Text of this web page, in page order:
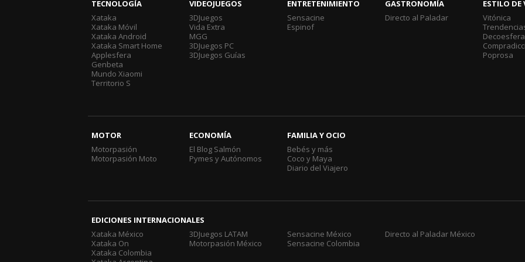
TECNOLOGÍA
Xataka
Xataka Móvil
Xataka Android
Xataka Smart Home
Applesfera
Genbeta
Mundo Xiaomi
Territorio S
VIDEOJUEGOS
3DJuegos
Vida Extra
MGG
3DJuegos PC
3DJuegos Guías
ENTRETENIMIENTO
Sensacine
Espinof
GASTRONOMÍA
Directo al Paladar
ESTILO DE
Vitónica
Decoesfera
Poprosa
MOTOR
Motorpasión
Motorpasión Moto
ECONOMÍA
El Blog Salmón
Pymes y Autónomos
FAMILIA Y OCIO
Bebés y más
Coco y Maya
Diario del Viajero
EDICIONES INTERNACIONALES
Xataka México
Xataka On
Xataka Colombia
3DJuegos LATAM
Motorpasión México
Sensacine México
Sensacine Colombia
Directo al Paladar México